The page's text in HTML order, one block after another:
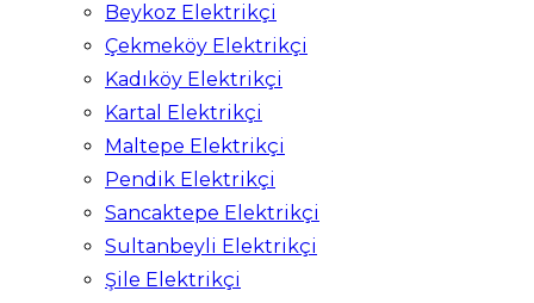
Beykoz Elektrikçi
Çekmeköy Elektrikçi
Kadıköy Elektrikçi
Kartal Elektrikçi
Maltepe Elektrikçi
Pendik Elektrikçi
Sancaktepe Elektrikçi
Sultanbeyli Elektrikçi
Şile Elektrikçi